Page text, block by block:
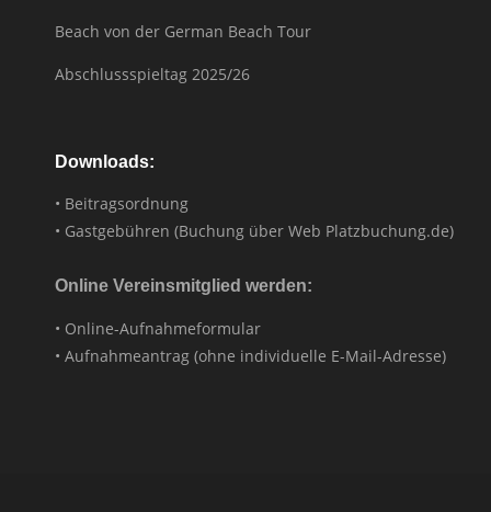
Beach von der German Beach Tour
Abschlussspieltag 2025/26
Downloads:
• Beitragsordnung
• Gastgebühren (Buchung über Web Platzbuchung.de)
Online Vereinsmitglied werden:
• Online-Aufnahmeformular
• Aufnahmeantrag (ohne individuelle E-Mail-Adresse)